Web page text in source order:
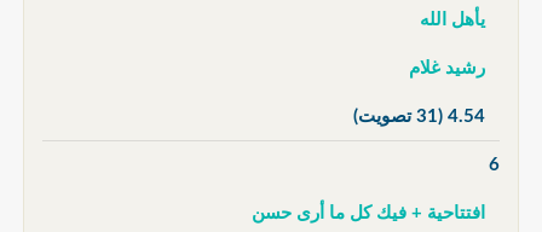
يأهل الله
رشيد غلام
4.54 (31 تصويت)
6
افتتاحية + فيك كل ما أرى حسن